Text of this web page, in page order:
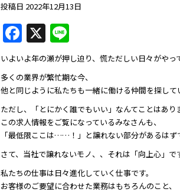
投稿日 2022年12月13日
F
a
c
e
b
o
o
k
X
n
e
いよいよ年の瀬が押し迫り、慌ただしい日々がやっ
多くの業界が繁忙期な今、
他と同じように私たちも一緒に働ける仲間を探して
ただし、「とにかく誰でもいい」なんてことはあり
この求人情報をご覧になっているみなさんも、
「最低限ここは……！」と譲れない部分があるはず
さて、当社で譲れないモノ、、それは「向上心」で
私たちの仕事は日々進化していく仕事です。
お客様のご要望に合わせた業務はもちろんのこと、